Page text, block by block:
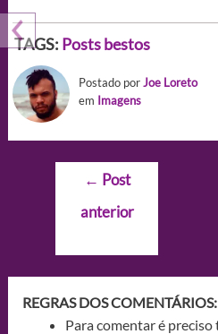
TAGS: Posts bestos
Postado porJoe Loreto
em Imagens
Navegação
Post
← Post
anterior
REGRAS DOS COMENTÁRIOS:
Para comentar é